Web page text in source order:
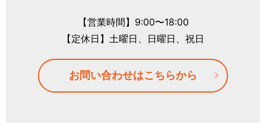
【営業時間】9:00〜18:00
【定休日】土曜日、日曜日、祝日
お問い合わせはこちらから